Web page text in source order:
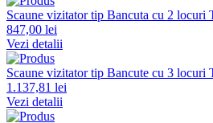
Scaune vizitator tip Bancuta cu 2 locuri
847,00 lei
Vezi detalii
Scaune vizitator tip Bancute cu 3 locuri
1.137,81 lei
Vezi detalii